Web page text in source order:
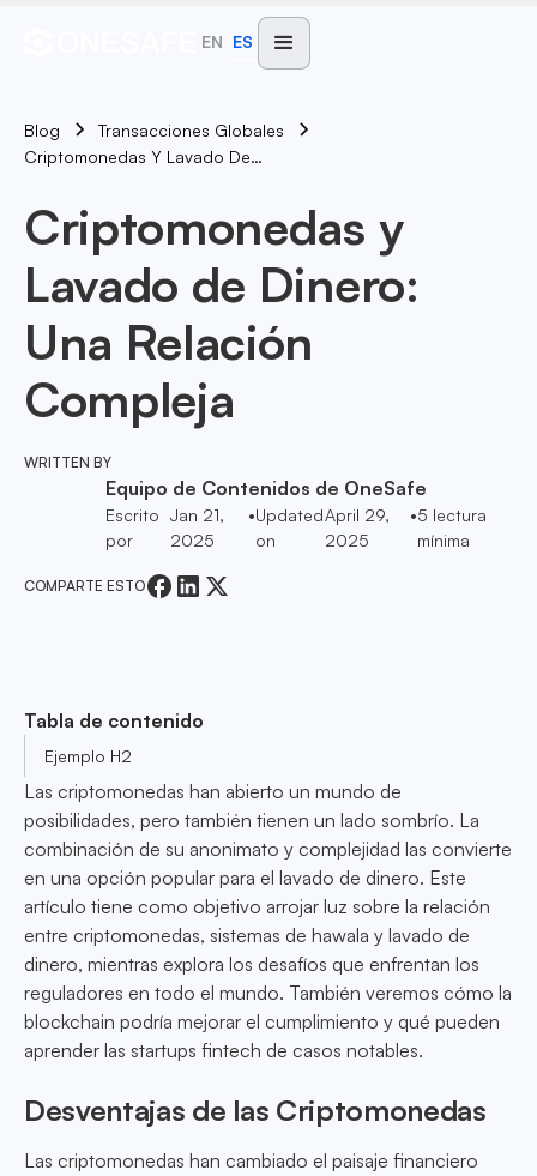
EN ES
Blog
Transacciones Globales
Criptomonedas Y Lavado De Dinero: Una Relación Compleja
Criptomonedas y
Lavado de Dinero:
Una Relación
Compleja
WRITTEN BY
Equipo de Contenidos de OneSafe
Escrito
por
Jan 21,
2025
•Updated
on
April 29,
2025
•5 lectura
mínima
COMPARTE ESTO
Tabla de contenido
Ejemplo H2
Las criptomonedas han abierto un mundo de
posibilidades, pero también tienen un lado sombrío. La
combinación de su anonimato y complejidad las convierte
en una opción popular para el lavado de dinero. Este
artículo tiene como objetivo arrojar luz sobre la relación
entre criptomonedas, sistemas de hawala y lavado de
dinero, mientras explora los desafíos que enfrentan los
reguladores en todo el mundo. También veremos cómo la
blockchain podría mejorar el cumplimiento y qué pueden
aprender las startups fintech de casos notables.
Desventajas de las Criptomonedas
Las criptomonedas han cambiado el paisaje financiero